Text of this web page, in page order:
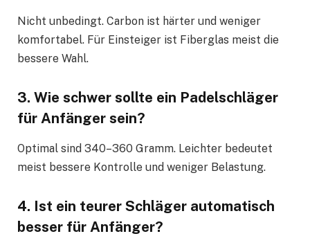
Nicht unbedingt. Carbon ist härter und weniger
komfortabel. Für Einsteiger ist Fiberglas meist die
bessere Wahl.
3. Wie schwer sollte ein Padelschläger
für Anfänger sein?
Optimal sind 340–360 Gramm. Leichter bedeutet
meist bessere Kontrolle und weniger Belastung.
4. Ist ein teurer Schläger automatisch
besser für Anfänger?